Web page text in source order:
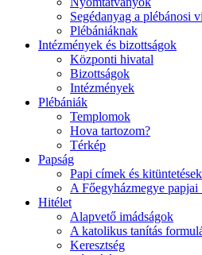
Segédanyag a plébánosi
Plébániáknak
Intézmények és bizottságok
Központi hivatal
Bizottságok
Intézmények
Plébániák
Templomok
Hova tartozom?
Térkép
Papság
Papi címek és kitüntetések
A Főegyházmegye
Hitélet
Alapvető imádságok
A katolikus tanítás
Keresztség